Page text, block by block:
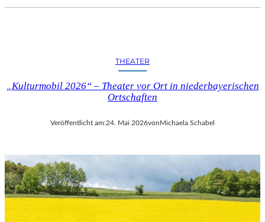
THEATER
„Kulturmobil 2026“ – Theater vor Ort in niederbayerischen
Ortschaften
Veröffentlicht am:24. Mai 2026vonMichaela Schabel